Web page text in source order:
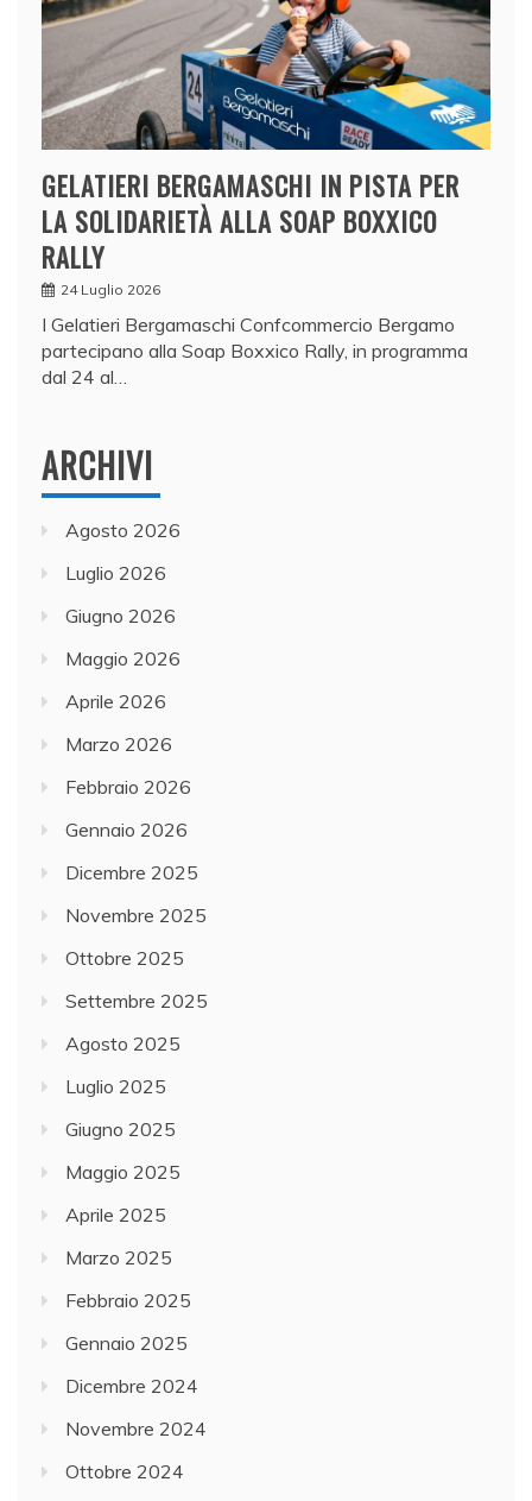
GELATIERI BERGAMASCHI IN PISTA PER
LA SOLIDARIETÀ ALLA SOAP BOXXICO
RALLY
24 Luglio 2026
I Gelatieri Bergamaschi Confcommercio Bergamo
partecipano alla Soap Boxxico Rally, in programma
dal 24 al…
ARCHIVI
Agosto 2026
Luglio 2026
Giugno 2026
Maggio 2026
Aprile 2026
Marzo 2026
Febbraio 2026
Gennaio 2026
Dicembre 2025
Novembre 2025
Ottobre 2025
Settembre 2025
Agosto 2025
Luglio 2025
Giugno 2025
Maggio 2025
Aprile 2025
Marzo 2025
Febbraio 2025
Gennaio 2025
Dicembre 2024
Novembre 2024
Ottobre 2024